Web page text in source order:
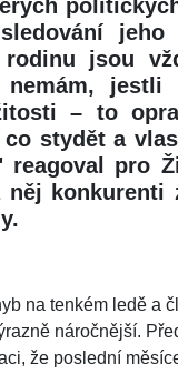
rodinu jsou
– to
co stydět a
pro
něj
na tenkém ledě a
náročnější.
že poslední